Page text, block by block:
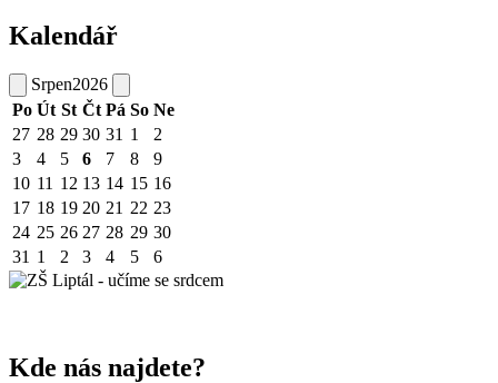
Kalendář
Srpen2026
Po Út St Čt Pá So Ne
27 28 29 30 31 1
2
3
4 5 6 7 8
9
10 11 12 13 14 15 16
17 18 19 20 21 22 23
24 25 26 27 28 29 30
31 1 2 3 4 5 6
Kde nás najdete?